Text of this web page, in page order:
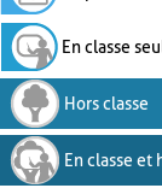
En classe
Hors classe
En classe et